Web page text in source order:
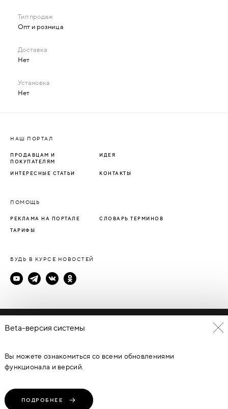
Опт и розница
Нет
Нет
НАШ ПОРТАЛ
ПРОДАВЦАМ И
ПОКУПАТЕЛЯМ
ИДЕЯ
ИНТЕРЕСНЫЕ СТАТЬИ КОНТАКТЫ
ПОМОЩЬ
РЕКЛАМА НА ПОРТАЛЕ СЛОВАРЬ ТЕРМИНОВ
ТАРИФЫ
БУДЬ В КУРСЕ НОВОСТЕЙ
Политика конфиденциальности
© Каталог дверей - DverProf, 2021-2026Материалы сайта
являются объектами авторского права. Запрещается
копирование, распространение, любое использование
ФЕДЕРАЦИИ ОТ 09.07.93Г. №5351-1 “ОБ АВТОРСКОМ ПРАВЕ И
СМЕЖНЫХ ПРАВАХ” (с изменениями от 19 июля 1995 г., 20 июля
Beta-версия системы
Вы можете ознакомиться со всеми обновлениями
функционала и версий.
ПОДРОБНЕЕ